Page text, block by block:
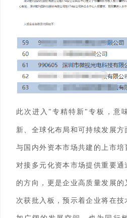
此次进 入 "专精特新"专板，意
新、全球化布局和可持续发展
与国内外资本市场共建的上市
对接多元化资本市场提供重要
的方向，更是企业高质量发展的
次获批入板，预示着企业将在